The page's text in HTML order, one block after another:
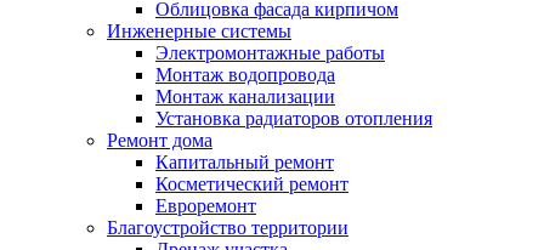
Облицовка фасада кирпичом
Инженерные системы
Электромонтажные работы
Монтаж водопровода
Монтаж канализации
Установка радиаторов отопления
Ремонт дома
Капитальный ремонт
Косметический ремонт
Евроремонт
Благоустройство территории